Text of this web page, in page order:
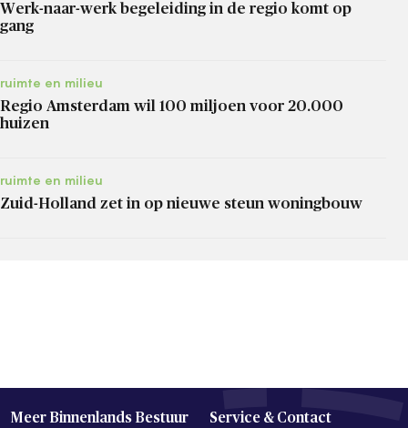
Werk-naar-werk begeleiding in de regio komt op
gang
ruimte en milieu
Regio Amsterdam wil 100 miljoen voor 20.000
huizen
ruimte en milieu
Zuid-Holland zet in op nieuwe steun woningbouw
Meer Binnenlands Bestuur Service & Contact